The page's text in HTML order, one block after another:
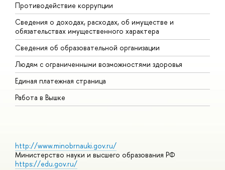
Противодействие коррупции
Сведения о доходах, расходах, об имуществе и
обязательствах имущественного характера
Сведения об образовательной организации
Людям с ограниченными возможностями здоровья
Единая платежная страница
Работа в Вышке
http://www.minobrnauki.gov.ru/
Министерство науки и высшего образования РФ
https://edu.gov.ru/